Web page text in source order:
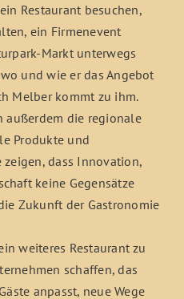
Restaurant besuchen,
ein Firmenevent
Markt unterwegs
und wie er das Angebot
Melber kommt zu ihm.
außerdem die regionale
Produkte und
dass Innovation,
keine Gegensätze
Zukunft der Gastronomie
weiteres Restaurant zu
schaffen, das
anpasst, neue Wege